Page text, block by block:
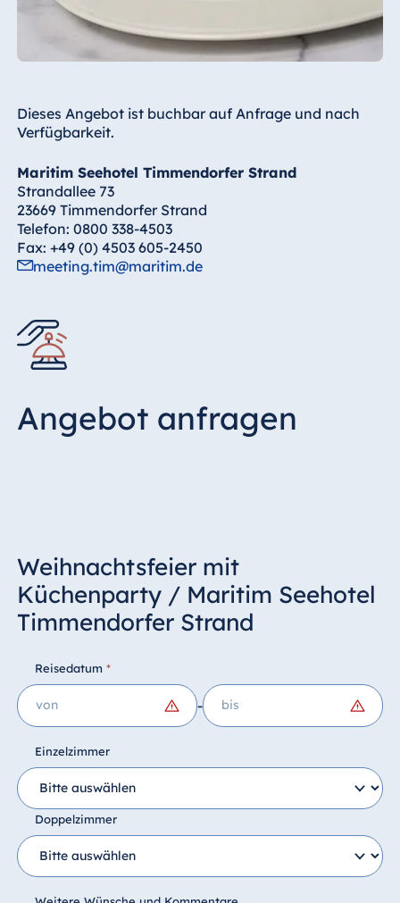
Dieses Angebot ist buchbar auf Anfrage und nach
Verfügbarkeit.
Maritim Seehotel Timmendorfer Strand
Strandallee 73
23669 Timmendorfer Strand
Telefon: 0800 338-4503
Fax: +49 (0) 4503 605-2450
meeting.tim@maritim.de
Angebot anfragen
Weihnachtsfeier mit
Küchenparty / Maritim Seehotel
Timmendorfer Strand
Reisedatum *
-
Einzelzimmer
Doppelzimmer